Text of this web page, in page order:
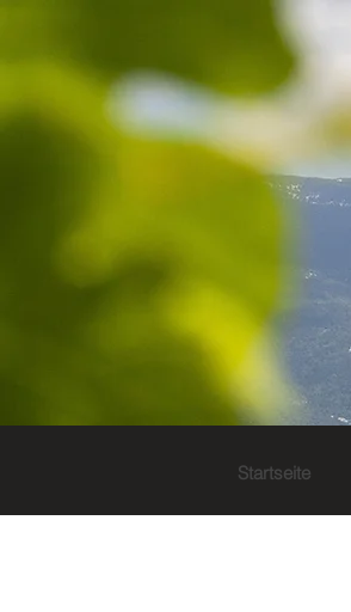
Startseite